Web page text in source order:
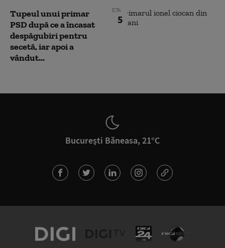
5
Tupeul unui primar
PSD după ce a încasat
despăgubiri pentru
secetă, iar apoi a
vândut...
București Băneasa, 21°C